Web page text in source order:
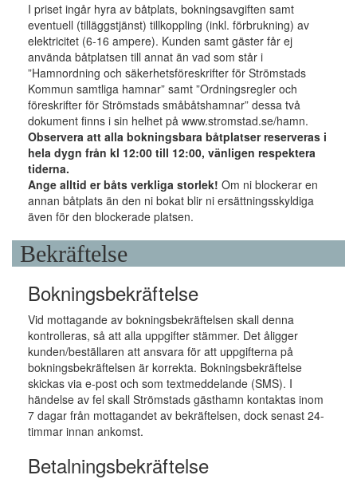
I priset ingår hyra av båtplats, bokningsavgiften samt
eventuell (tilläggstjänst) tillkoppling (inkl. förbrukning) av
elektricitet (6-16 ampere). Kunden samt gäster får ej
använda båtplatsen till annat än vad som står i
”Hamnordning och säkerhetsföreskrifter för Strömstads
Kommun samtliga hamnar” samt ”Ordningsregler och
föreskrifter för Strömstads småbåtshamnar” dessa två
dokument finns i sin helhet på www.stromstad.se/hamn.
Observera att alla bokningsbara båtplatser reserveras i
hela dygn från kl 12:00 till 12:00, vänligen respektera
tiderna.
Ange alltid er båts verkliga storlek! Om ni blockerar en
annan båtplats än den ni bokat blir ni ersättningsskyldiga
även för den blockerade platsen.
Bekräftelse
Bokningsbekräftelse
Vid mottagande av bokningsbekräftelsen skall denna
kontrolleras, så att alla uppgifter stämmer. Det åligger
kunden/beställaren att ansvara för att uppgifterna på
bokningsbekräftelsen är korrekta. Bokningsbekräftelse
skickas via e-post och som textmeddelande (SMS). I
händelse av fel skall Strömstads gästhamn kontaktas inom
7 dagar från mottagandet av bekräftelsen, dock senast 24-
timmar innan ankomst.
Betalningsbekräftelse